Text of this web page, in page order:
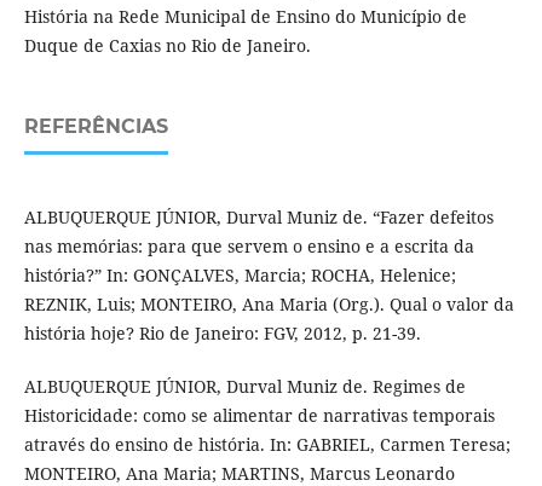
História na Rede Municipal de Ensino do Município de
Duque de Caxias no Rio de Janeiro.
REFERÊNCIAS
ALBUQUERQUE JÚNIOR, Durval Muniz de. “Fazer defeitos
nas memórias: para que servem o ensino e a escrita da
história?” In: GONÇALVES, Marcia; ROCHA, Helenice;
REZNIK, Luis; MONTEIRO, Ana Maria (Org.). Qual o valor da
história hoje? Rio de Janeiro: FGV, 2012, p. 21-39.
ALBUQUERQUE JÚNIOR, Durval Muniz de. Regimes de
Historicidade: como se alimentar de narrativas temporais
através do ensino de história. In: GABRIEL, Carmen Teresa;
MONTEIRO, Ana Maria; MARTINS, Marcus Leonardo